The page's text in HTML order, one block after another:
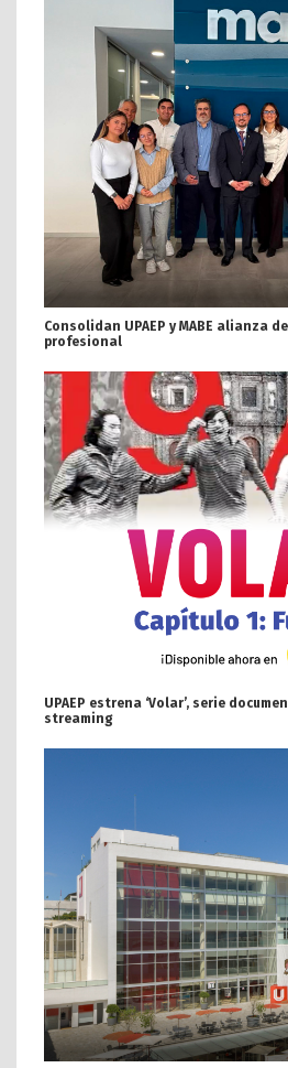
Consolidan UPAEP y MABE alianza
profesional
UPAEP estrena ‘Volar’, serie
streaming